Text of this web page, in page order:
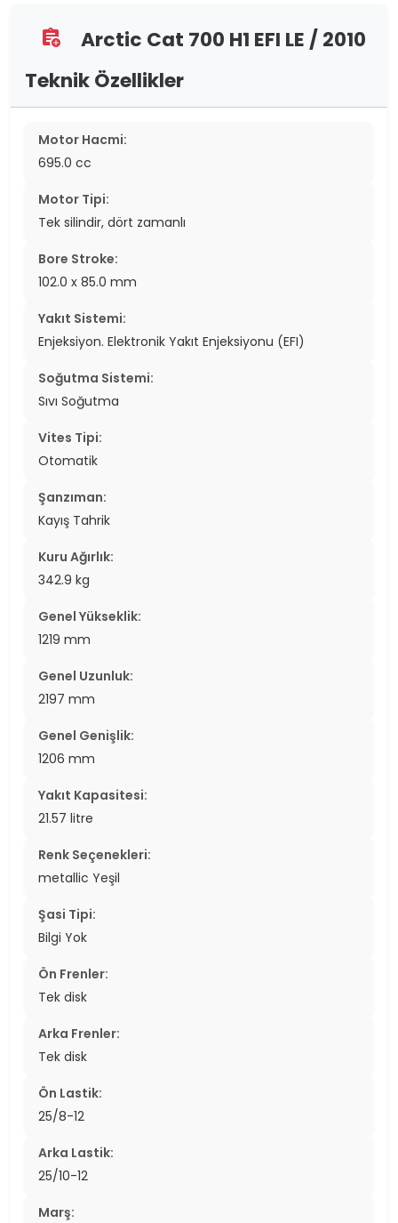
assignment_add
Arctic Cat 700 H1 EFI LE / 2010
Teknik Özellikler
Motor Hacmi:
695.0 cc
Motor Tipi:
Tek silindir, dört zamanlı
Bore Stroke:
102.0 x 85.0 mm
Yakıt Sistemi:
Enjeksiyon. Elektronik Yakıt Enjeksiyonu (EFI)
Soğutma Sistemi:
Sıvı Soğutma
Vites Tipi:
Otomatik
Şanzıman:
Kayış Tahrik
Kuru Ağırlık:
342.9 kg
Genel Yükseklik:
1219 mm
Genel Uzunluk:
2197 mm
Genel Genişlik:
1206 mm
Yakıt Kapasitesi:
21.57 litre
Renk Seçenekleri:
metallic Yeşil
Şasi Tipi:
Bilgi Yok
Ön Frenler:
Tek disk
Arka Frenler:
Tek disk
Ön Lastik:
25/8-12
Arka Lastik:
25/10-12
Marş: